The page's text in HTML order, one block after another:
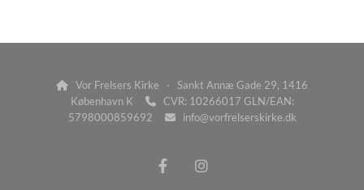

Vor Frelsers Kirke · Sankt Annæ Gade 29, 1416
København K
CVR: 10266017 GLN/EAN:
5798000859692
info@vorfrelserskirke.dk